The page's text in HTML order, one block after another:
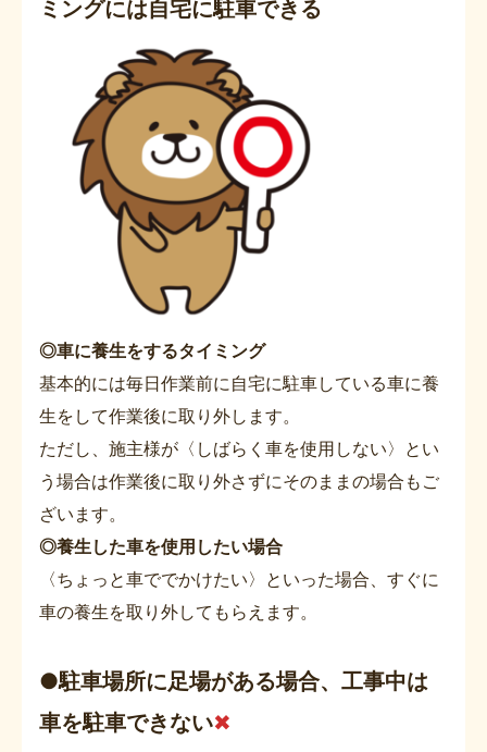
ミングには自宅に駐車できる
◎車に養生をするタイミング
基本的には毎日作業前に自宅に駐車している車に養
生をして作業後に取り外します。
ただし、施主様が〈しばらく車を使用しない〉とい
う場合は作業後に取り外さずにそのままの場合もご
ざいます。
◎養生した車を使用したい場合
〈ちょっと車ででかけたい〉といった場合、すぐに
車の養生を取り外してもらえます。
●駐車場所に足場がある場合、工事中は
車を駐車できない✖